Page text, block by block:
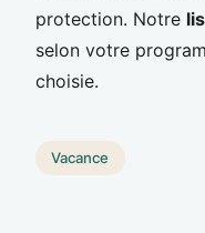
protection. Notre
selon votre
choisie.
Vacance